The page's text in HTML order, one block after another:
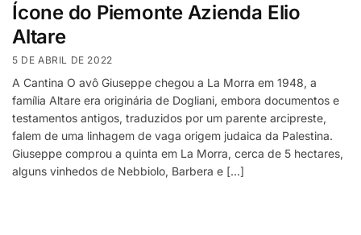
Ícone do Piemonte Azienda Elio
Altare
5 DE ABRIL DE 2022
A Cantina O avô Giuseppe chegou a La Morra em 1948, a
família Altare era originária de Dogliani, embora documentos e
testamentos antigos, traduzidos por um parente arcipreste,
falem de uma linhagem de vaga origem judaica da Palestina.
Giuseppe comprou a quinta em La Morra, cerca de 5 hectares,
alguns vinhedos de Nebbiolo, Barbera e […]